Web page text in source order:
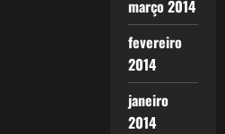
março 2014
fevereiro
2014
janeiro
2014